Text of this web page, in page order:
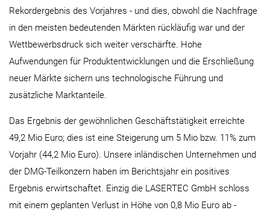
Rekordergebnis des Vorjahres - und dies, obwohl die Nachfrage
in den meisten bedeutenden Märkten rückläufig war und der
Wettbewerbsdruck sich weiter verschärfte. Hohe
Aufwendungen für Produktentwicklungen und die Erschließung
neuer Märkte sichern uns technologische Führung und
zusätzliche Marktanteile.
Das Ergebnis der gewöhnlichen Geschäftstätigkeit erreichte
49,2 Mio Euro; dies ist eine Steigerung um 5 Mio bzw. 11% zum
Vorjahr (44,2 Mio Euro). Unsere inländischen Unternehmen und
der DMG-Teilkonzern haben im Berichtsjahr ein positives
Ergebnis erwirtschaftet. Einzig die LASERTEC GmbH schloss
mit einem geplanten Verlust in Höhe von 0,8 Mio Euro ab -